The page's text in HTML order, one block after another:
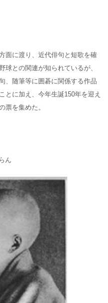
面に渡り、近代俳句と短歌を確
球との関連が知られているが、
、随筆等に囲碁に関係する作品
とに加え、今年生誕150年を迎え
票を集めた。
ん